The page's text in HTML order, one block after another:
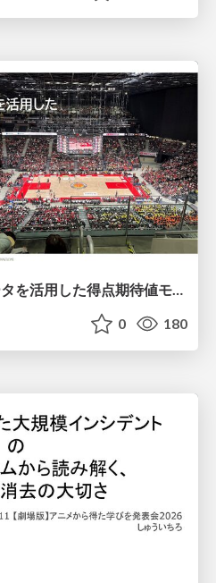
Bリーグのショットデータを活用した得点期待値モデルの構築 / Construction of expected points model using shot data of B.LEAGUE
0 180